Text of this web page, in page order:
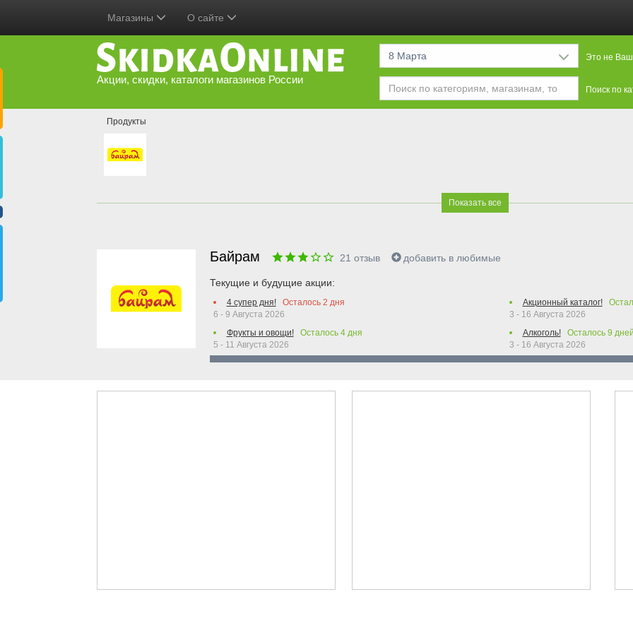
Магазины О сайте
Акции, скидки, каталоги магазинов России
8 Марта Это не Ваш
Поиск по
Продукты
Показать все
Байрам 21 отзыв добавить в любимые
Текущие и будущие акции:
4 супер дня! Осталось 2 дня
6 - 9 Августа 2026
Фрукты и овощи!
Осталось 4дня
5 - 11 Августа 2026
Акционный каталог!
3 - 16 Августа 2026
Алкоголь!
Осталось 9
3 - 16 Августа 2026